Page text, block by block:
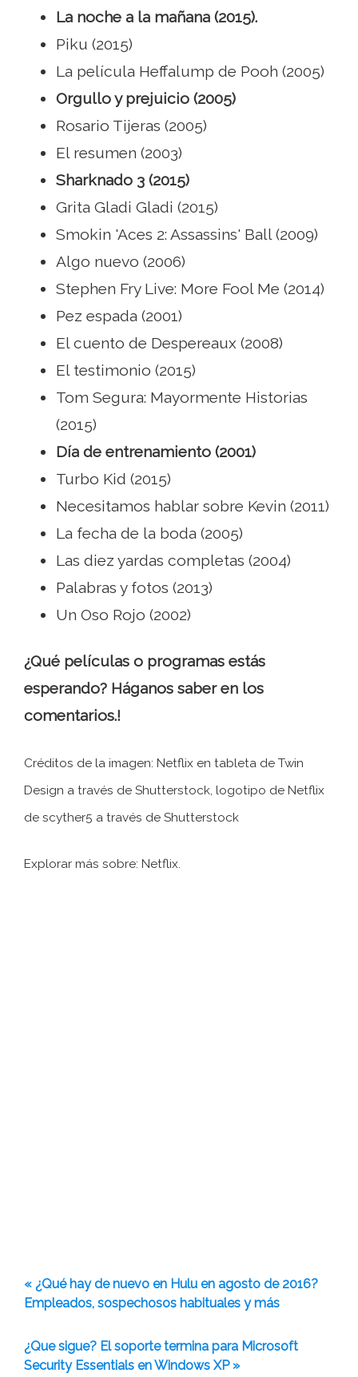
La noche a la mañana (2015).
Piku (2015)
La película Heffalump de Pooh (2005)
Orgullo y prejuicio (2005)
Rosario Tijeras (2005)
El resumen (2003)
Sharknado 3 (2015)
Grita Gladi Gladi (2015)
Smokin 'Aces 2: Assassins' Ball (2009)
Algo nuevo (2006)
Stephen Fry Live: More Fool Me (2014)
Pez espada (2001)
El cuento de Despereaux (2008)
El testimonio (2015)
Tom Segura: Mayormente Historias
(2015)
Día de entrenamiento (2001)
Turbo Kid (2015)
Necesitamos hablar sobre Kevin (2011)
La fecha de la boda (2005)
Las diez yardas completas (2004)
Palabras y fotos (2013)
Un Oso Rojo (2002)
¿Qué películas o programas estás
esperando? Háganos saber en los
comentarios.!
Créditos de la imagen: Netflix en tableta de Twin
Design a través de Shutterstock, logotipo de Netflix
de scyther5 a través de Shutterstock
Explorar más sobre: ​​Netflix.
« ¿Qué hay de nuevo en Hulu en agosto de 2016?
Empleados, sospechosos habituales y más
¿Que sigue? El soporte termina para Microsoft
Security Essentials en Windows XP »